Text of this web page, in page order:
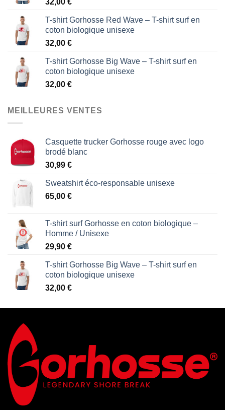
32,00 €
T-shirt Gorhosse Red Wave – T-shirt surf en
coton biologique unisexe
32,00 €
T-shirt Gorhosse Big Wave – T-shirt surf en
coton biologique unisexe
32,00 €
MEILLEURES VENTES
Casquette trucker Gorhosse rouge avec logo
brodé blanc
30,99 €
Sweatshirt éco-responsable unisexe
65,00 €
T-shirt surf Gorhosse en coton biologique –
Homme / Unisexe
29,90 €
T-shirt Gorhosse Big Wave – T-shirt surf en
coton biologique unisexe
32,00 €